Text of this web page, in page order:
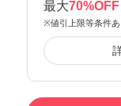
最大70%OFF
※値引上限等条件あ